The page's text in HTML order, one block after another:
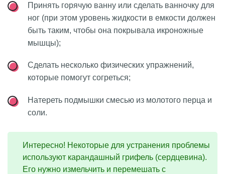
Принять горячую ванну или сделать ванночку для
ног (при этом уровень жидкости в емкости должен
быть таким, чтобы она покрывала икроножные
мышцы);
Сделать несколько физических упражнений,
которые помогут согреться;
Натереть подмышки смесью из молотого перца и
соли.
Интересно! Некоторые для устранения проблемы
используют карандашный грифель (сердцевина).
Его нужно измельчить и перемешать с